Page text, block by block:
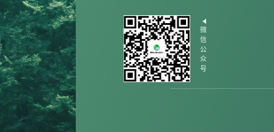
微
信
公
众
号